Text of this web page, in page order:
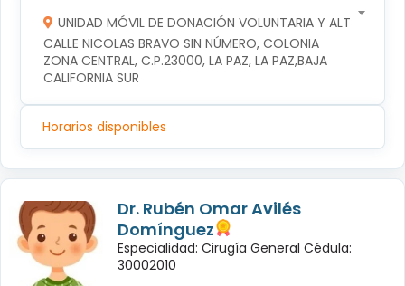
UNIDAD MÓVIL DE DONACIÓN VOLUNTARIA Y ALTRUISTA
CALLE NICOLAS BRAVO SIN NÚMERO, COLONIA
ZONA CENTRAL, C.P.23000, LA PAZ, LA PAZ,BAJA
CALIFORNIA SUR
Horarios disponibles
Dr. Rubén Omar Avilés
Domínguez
Especialidad: Cirugía General Cédula:
30002010